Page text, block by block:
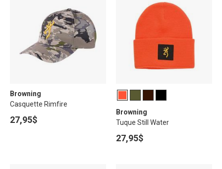
Browning
Casquette Rimfire
27,95$
Browning
Tuque Still Water
27,95$